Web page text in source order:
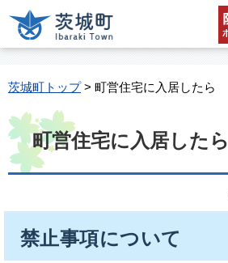
茨城町トップ> 町営住宅に入居したら
町営住宅に入居したら
禁止事項について